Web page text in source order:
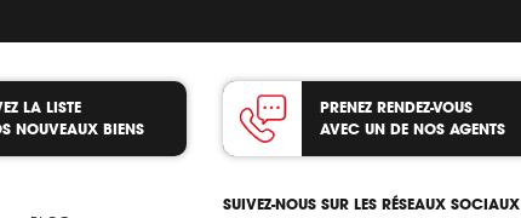
LA LISTE
NOUVEAUX BIENS
PRENEZ RENDEZ-VOUS
AVEC UN DE NOS AGENTS
SUIVEZ-NOUS SUR LES RÉSEAUX SOCIAUX